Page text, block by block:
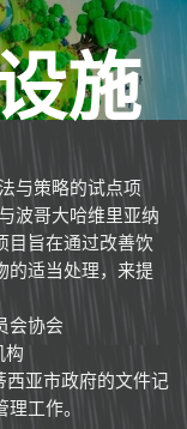
施
与策略的试点项
波哥大哈维里亚纳
目旨在通过改善饮
的适当处理，来提
会协会
构
西亚市政府的文件记
工作。